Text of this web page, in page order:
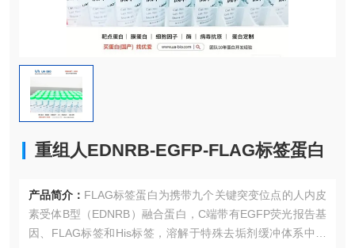
重组人EDNRB-EGFP-FLAG标签蛋白
产品简介： FLAG标签蛋白为携带九个关键突变位点的人内皮
素受体B型（EDNRB）融合蛋白，C端带有EGFP荧光报告基
因、FLAG标签和His标签，溶解于特殊去垢剂缓冲体系中，